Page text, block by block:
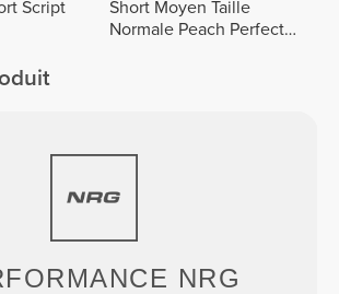
Script
Short Moyen Taille
Normale Peach Perfect
NRG